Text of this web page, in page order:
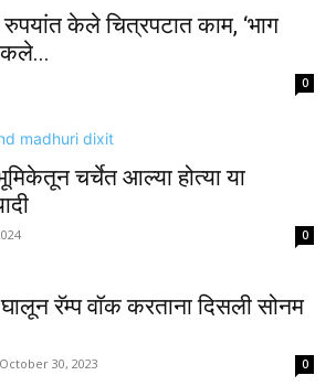
केले चित्रपटात काम, ‘भाग
0
चर्चेत आल्या होत्या या
0
घालून रॅम्प वॉक करताना दिसली सोनम
October 30, 2023 0